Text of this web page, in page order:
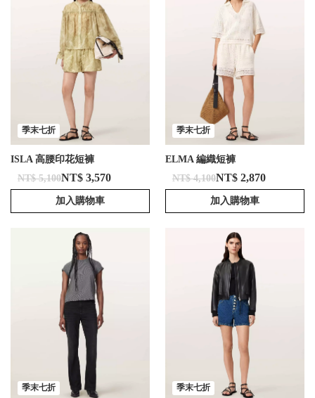
季末七折
ISLA 高腰印花短褲
NT$ 5,100NT$ 3,570
加入購物車
季末七折
ELMA 編織短褲
NT$ 4,100NT$ 2,870
加入購物車
季末七折 季末七折